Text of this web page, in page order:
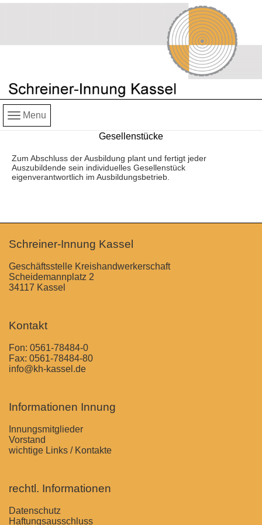
Menu
Gesellenstücke
Zum Abschluss der Ausbildung plant und fertigt jeder
Auszubildende sein individuelles Gesellenstück
eigenverantwortlich im Ausbildungsbetrieb.
Schreiner-Innung Kassel
Geschäftsstelle Kreishandwerkerschaft
Scheidemannplatz 2
34117 Kassel
Kontakt
Fon:0561-78484-0
Fax: 0561-78484-80
info@kh-kassel.de
Informationen Innung
Innungsmitglieder
Vorstand
wichtige Links / Kontakte
rechtl. Informationen
Datenschutz
Haftungsausschluss